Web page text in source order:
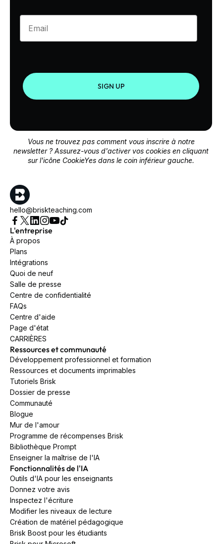
Enter your email
SIGN UP
Vous ne trouvez pas comment vous inscrire à notre
newsletter ? Assurez-vous d'activer vos cookies en cliquant
sur l'icône CookieYes dans le coin inférieur gauche.
hello@briskteaching.com
L'entreprise
À propos
Plans
Intégrations
Quoi de neuf
Salle de presse
Centre de confidentialité
FAQs
Centre d'aide
Page d'état
CARRIÈRES
Ressources et communauté
Développement professionnel et formation
Ressources et documents imprimables
Tutoriels Brisk
Dossier de presse
Communauté
Blogue
Mur de l'amour
Programme de récompenses Brisk
Bibliothèque Prompt
Enseigner la maîtrise de l'IA
Fonctionnalités de l'IA
Outils d'IA pour les enseignants
Donnez votre avis
Inspectez l'écriture
Modifier les niveaux de lecture
Création de matériel pédagogique
Brisk Boost pour les étudiants